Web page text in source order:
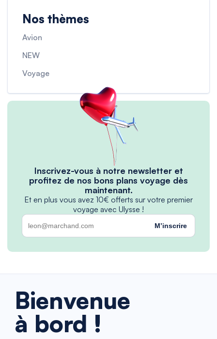
Nos thèmes
Avion
NEW
Voyage
Inscrivez-vous à notre newsletter et
profitez de nos bons plans voyage dès
maintenant.
Et en plus vous avez 10€ offerts sur votre premier
voyage avec Ulysse !
M’inscrire
Bienvenue
à bord !